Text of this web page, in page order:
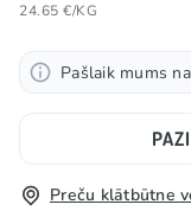
24.65 €/KG
Pašlaik mums
Preču klātbūtne